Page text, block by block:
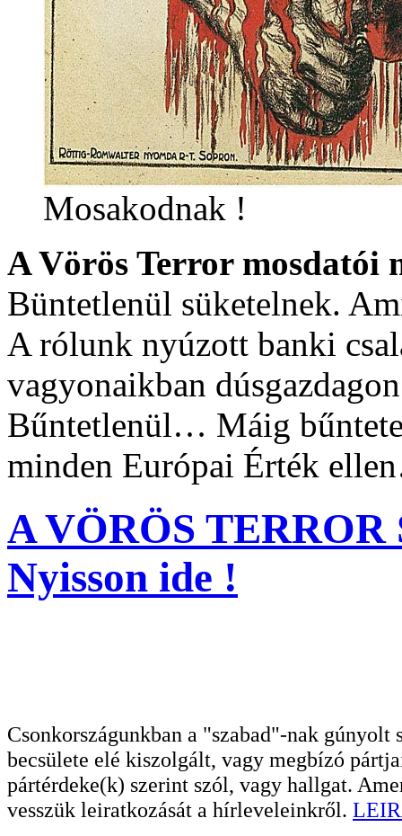
Mosakodnak !
A Vörös Terror mosdatói
Büntetlenül süketelnek.
A rólunk nyúzott banki
vagyonaikban
Bűntetlenül… Máig
minden Európai Érték
A VÖRÖS
Nyisson ide !
Csonkországunkban a "szabad"-nak
becsülete elé kiszolgált, vagy megbízó
pártérdeke(k) szerint szól, vagy hallgat.
vesszük leiratkozását a hírleveleinkről.